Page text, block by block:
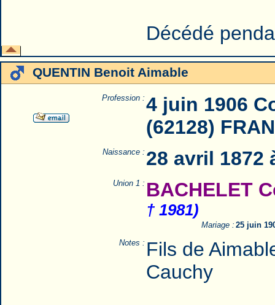
Décédé
QUENTIN Benoit Aimable
Profession : 4 juin 1906
(62128)
Naissance : 28 avril 1872
Union 1 : BACHELET
† 1981)
Mariage : 25 juin
Notes : Fils de
Cauchy